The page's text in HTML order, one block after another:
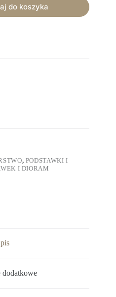
do koszyka
, PODSTAWKI I
I DIORAM
dodatkowe